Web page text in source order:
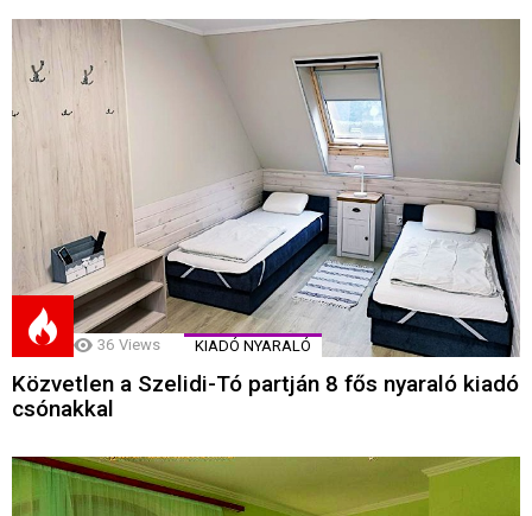
36 Views KIADÓ NYARALÓ
Közvetlen a Szelidi-Tó partján 8 fős nyaraló kiadó
csónakkal